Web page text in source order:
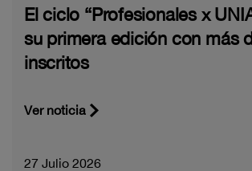
El ciclo “Profesionales x
su primera edición con más
inscritos
Ver noticia
27 Julio 2026